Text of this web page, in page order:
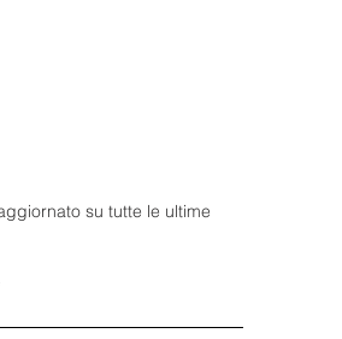
su tutte le ultime